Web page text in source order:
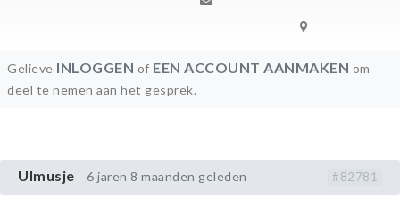
Gelieve INLOGGEN of EEN ACCOUNT AANMAKEN om
deel te nemen aan het gesprek.
Ulmusje 6 jaren 8 maanden geleden #82781